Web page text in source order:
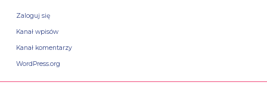
Zaloguj się
Kanał wpisów
Kanał komentarzy
WordPress.org